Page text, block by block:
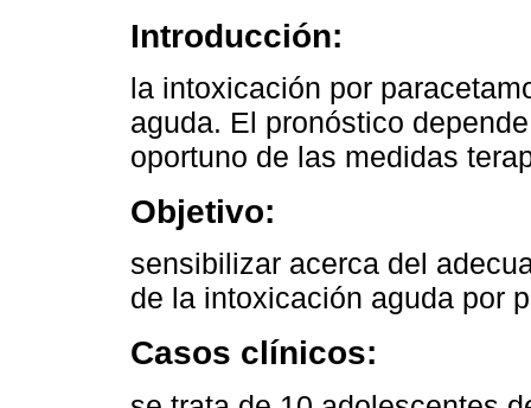
Introducción:
la intoxicación por
aguda. El pronóstico
oportuno de las medidas
Objetivo:
sensibilizar acerca del
de la intoxicación aguda por
Casos clínicos: